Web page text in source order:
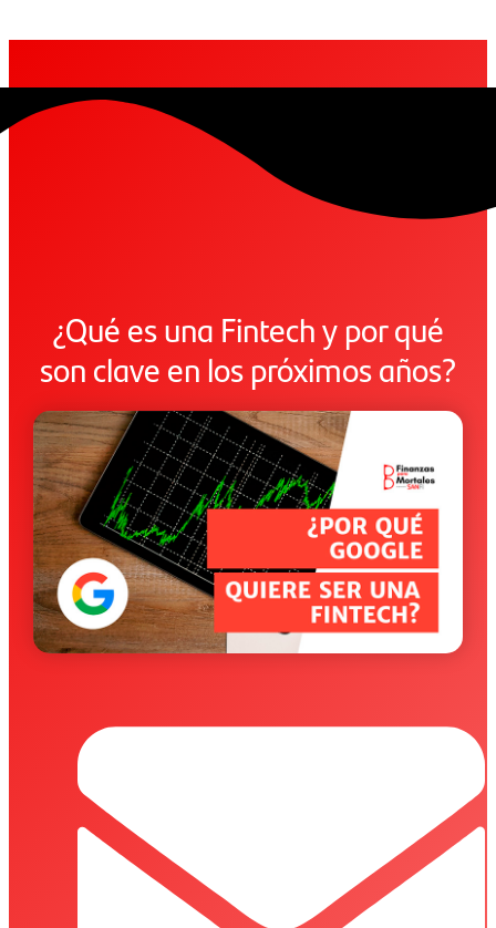
¿Qué es una Fintech y por qué
son clave en los próximos años?